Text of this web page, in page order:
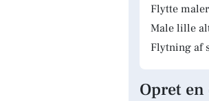
Flytte
Male lille
Flytning af
Opret en